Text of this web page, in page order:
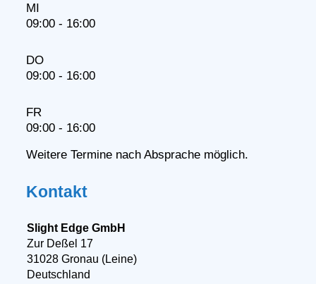
MI
09:00 - 16:00
DO
09:00 - 16:00
FR
09:00 - 16:00
Weitere Termine nach Absprache möglich.
Kontakt
Slight Edge GmbH
Zur Deßel 17
31028 Gronau (Leine)
Deutschland